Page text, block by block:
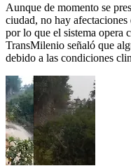
Aunque de momento se
ciudad, no hay
por lo que el sistema opera
TransMilenio señaló que
debido a las condiciones